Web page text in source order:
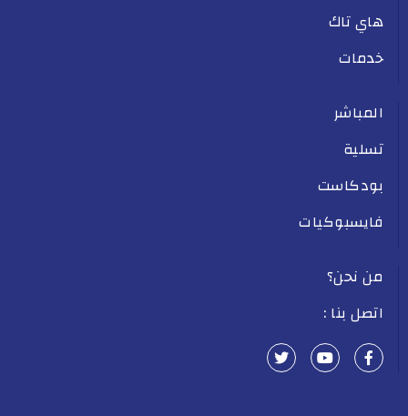
هاي تاك
خدمات
المباشر
تسلية
بودكاست
فايسبوكيات
من نحن؟
اتصل بنا :